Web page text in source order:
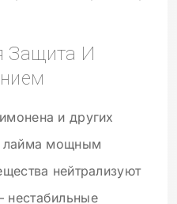
Защита И
и других
лайма мощным
нейтрализуют